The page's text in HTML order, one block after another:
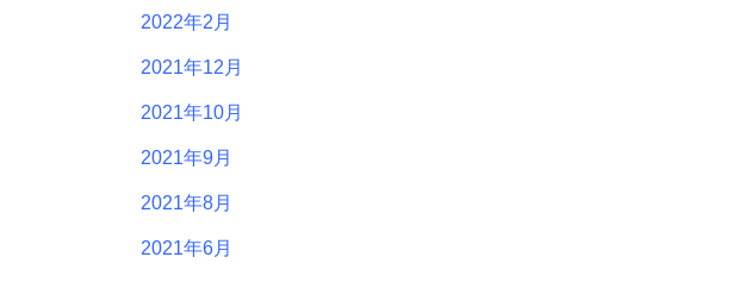
2022年2月
2021年12月
2021年10月
2021年9月
2021年8月
2021年6月